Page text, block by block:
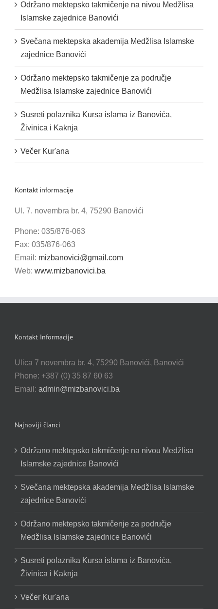
Održano mektepsko takmičenje na nivou Medžlisa
Islamske zajednice Banovići
Svečana mektepska akademija Medžlisa Islamske
zajednice Banovići
Održano mektepsko takmičenje za područje
Medžlisa Islamske zajednice Banovići
Susreti polaznika Kursa islama iz Banovića,
Živinica i Kaknja
Večer Kur'ana
Kontakt informacije
Ul. 7. novembra br. 4, 75290 Banovići
Phone: 035/876-063
Fax: 035/876-063
Email: mizbanovici@gmail.com
Web: www.mizbanovici.ba
Kontakt Informacije
Ulica 7 novembra br. 4, 75290 Banovići, Banovići
Phone: +387 (0) 35 87 60 63
Email: admin@mizbanovici.ba
Najnoviji članci
Održano mektepsko takmičenje na nivou Medžlisa
Islamske zajednice Banovići
Svečana mektepska akademija Medžlisa Islamske
zajednice Banovići
Održano mektepsko takmičenje za područje
Medžlisa Islamske zajednice Banovići
Susreti polaznika Kursa islama iz Banovića,
Živinica i Kaknja
Večer Kur'ana